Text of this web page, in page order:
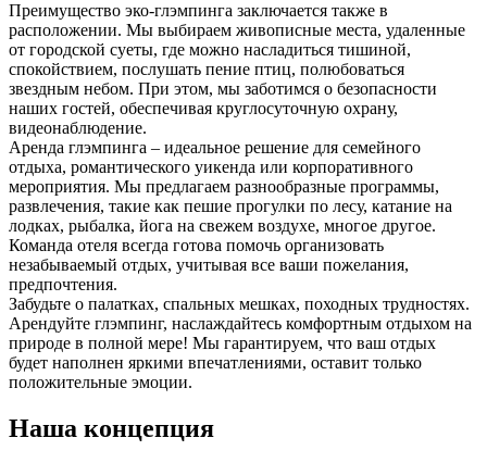
Преимущество эко-глэмпинга заключается также в
расположении. Мы выбираем живописные места, удаленные
от городской суеты, где можно насладиться тишиной,
спокойствием, послушать пение птиц, полюбоваться
звездным небом. При этом, мы заботимся о безопасности
наших гостей, обеспечивая круглосуточную охрану,
видеонаблюдение.
Аренда глэмпинга – идеальное решение для семейного
отдыха, романтического уикенда или корпоративного
мероприятия. Мы предлагаем разнообразные программы,
развлечения, такие как пешие прогулки по лесу, катание на
лодках, рыбалка, йога на свежем воздухе, многое другое.
Команда отеля всегда готова помочь организовать
незабываемый отдых, учитывая все ваши пожелания,
предпочтения.
Забудьте о палатках, спальных мешках, походных трудностях.
Арендуйте глэмпинг, наслаждайтесь комфортным отдыхом на
природе в полной мере! Мы гарантируем, что ваш отдых
будет наполнен яркими впечатлениями, оставит только
положительные эмоции.
Наша концепция